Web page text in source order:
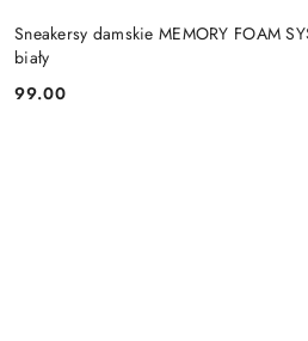
Sneakersy damskie MEMORY FOAM
biały
Cena:
99.00